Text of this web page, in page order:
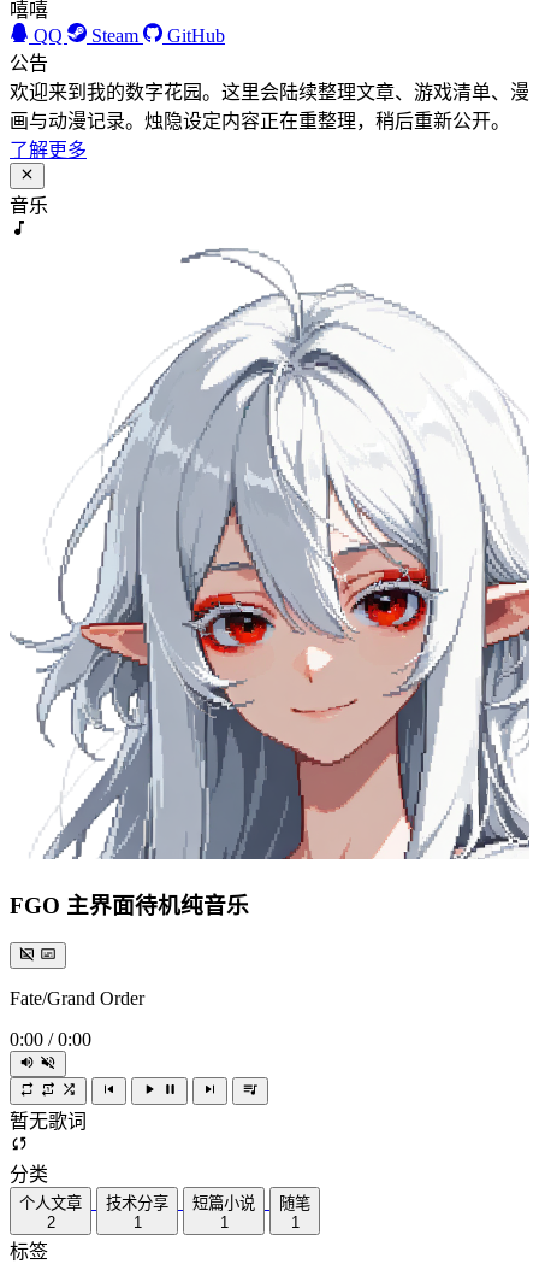
嘻嘻
QQ
Steam
GitHub
公告
欢迎来到我的数字花园。这里会陆续整理文章、游戏清单、漫
画与动漫记录。烛隐设定内容正在重整理，稍后重新公开。
了解更多
音乐
FGO 主界面待机纯音乐
Fate/Grand Order
0:00 / 0:00
暂无歌词
分类
个人文章
2
技术分享
1
短篇小说
1
随笔
1
标签